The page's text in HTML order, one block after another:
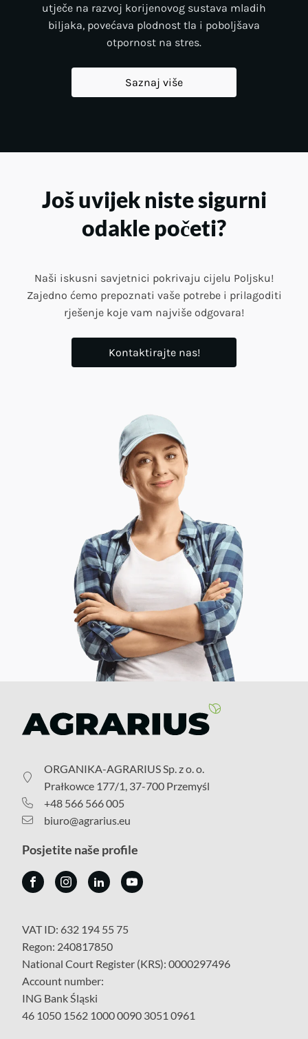
utječe na razvoj korijenovog sustava mladih
biljaka, povećava plodnost tla i poboljšava
otpornost na stres.
Saznaj više
Još uvijek niste sigurni
odakle početi?
Naši iskusni savjetnici pokrivaju cijelu Poljsku!
Zajedno ćemo prepoznati vaše potrebe i prilagoditi
rješenje koje vam najviše odgovara!
Kontaktirajte nas!
ORGANIKA-AGRARIUS Sp. z o. o.
Prałkowce 177/1, 37-700 Przemyśl
+48 566 566 005
biuro@agrarius.eu
Posjetite naše profile
VAT ID: 632 194 55 75
Regon: 240817850
National Court Register (KRS): 0000297496
Account number:
ING Bank Śląski
46 1050 1562 1000 0090 3051 0961